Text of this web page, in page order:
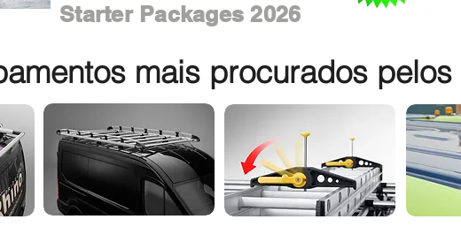
Starter Packages 2026
mais procurados